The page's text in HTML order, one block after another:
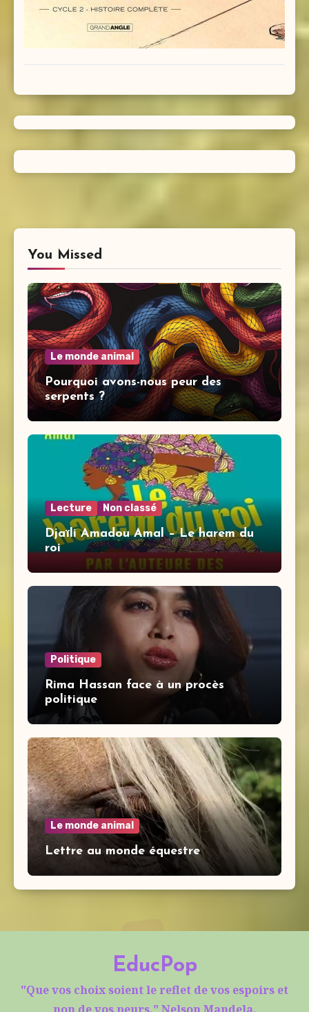
You Missed
Le monde animal
Pourquoi avons-nous peur des
serpents ?
Lecture Non classé
Djaïli Amadou Amal – Le harem du
roi
Politique
Rima Hassan face à un procès
politique
Le monde animal
Lettre au monde équestre
EducPop
"Que vos choix soient le reflet de vos espoirs et